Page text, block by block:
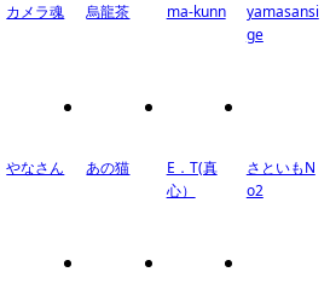
カメラ魂 烏龍茶 ma-kunn
yamasansi
ge
やなさん あの猫
E．T(真
心）
さといもN
o2